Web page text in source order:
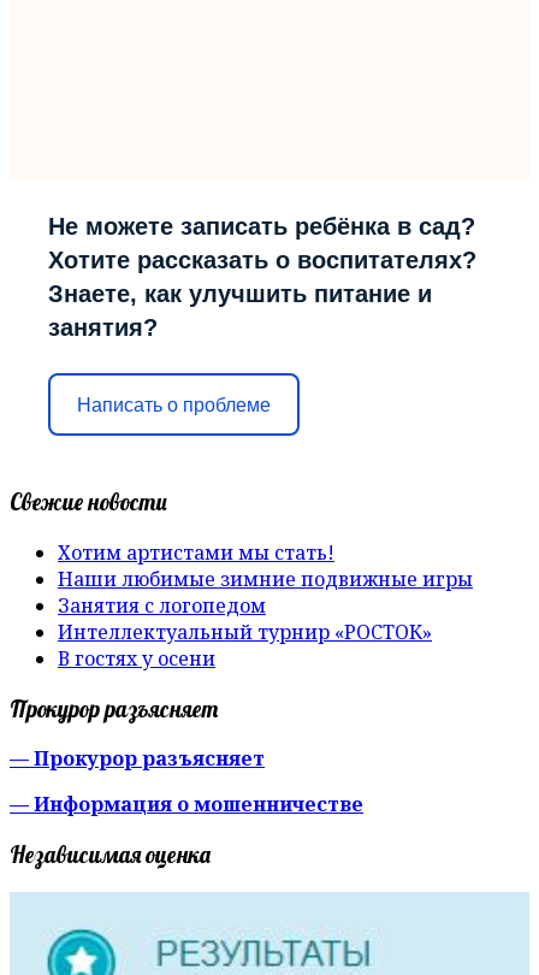
Не можете записать ребёнка в сад?
Хотите рассказать о воспитателях?
Знаете, как улучшить питание и
занятия?
Написать о проблеме
Свежие новости
Хотим артистами мы стать!
Наши любимые зимние подвижные игры
Занятия с логопедом
Интеллектуальный турнир «РОСТОК»
В гостях у осени
Прокурор разъясняет
— Прокурор разъясняет
— Информация о мошенничестве
Независимая оценка